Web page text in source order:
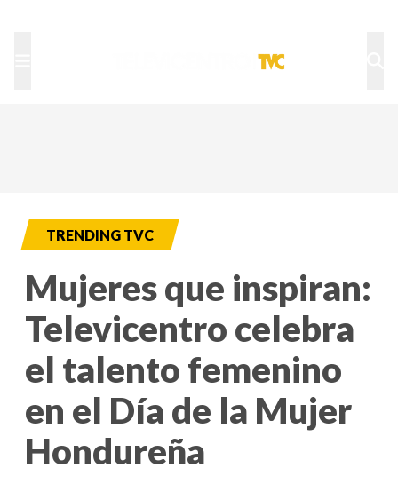
TRENDING TVC
Mujeres que inspiran:
Televicentro celebra
el talento femenino
en el Día de la Mujer
Hondureña